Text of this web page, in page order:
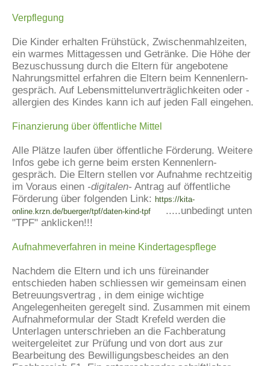
Verpflegung
Die Kinder erhalten Frühstück, Zwischenmahlzeiten,
ein warmes Mittagessen und Getränke. Die Höhe der
Bezuschussung durch die Eltern für angebotene
Nahrungsmittel erfahren die Eltern beim Kennenlern-
gespräch. Auf Lebensmittelunverträglichkeiten oder -
allergien des Kindes kann ich auf jeden Fall eingehen.
Finanzierung über öffentliche Mittel
Alle Plätze laufen über öffentliche Förderung. Weitere
Infos gebe ich gerne beim ersten Kennenlern-
gespräch. Die Eltern stellen vor Aufnahme rechtzeitig
im Voraus einen -digitalen- Antrag auf öffentliche
Förderung über folgenden Link: https://kita-
online.krzn.de/buerger/tpf/daten-kind-tpf
.....unbedingt unten
"TPF" anklicken!!!
Aufnahmeverfahren in meine Kindertagespflege
Nachdem die Eltern und ich uns füreinander
entschieden haben schliessen wir gemeinsam einen
Betreuungsvertrag , in dem einige wichtige
Angelegenheiten geregelt sind. Zusammen mit einem
Aufnahmeformular der Stadt Krefeld werden die
Unterlagen unterschrieben an die Fachberatung
weitergeleitet zur Prüfung und von dort aus zur
Bearbeitung des Bewilligungsbescheides an den